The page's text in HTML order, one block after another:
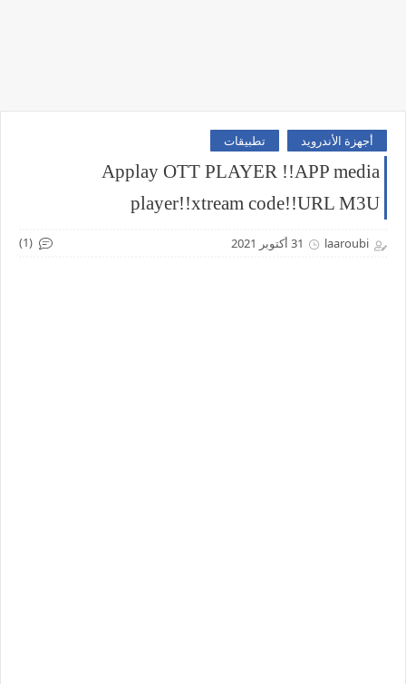
أجهزة الأندرويد تطبيقات
Applay OTT PLAYER !!APP media
player!!xtream code!!URL M3U
laaroubi 31 أكتوبر 2021 (1)